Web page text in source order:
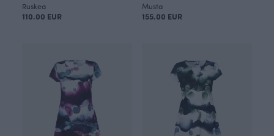
Ruskea
110.00 EUR
Musta
155.00 EUR